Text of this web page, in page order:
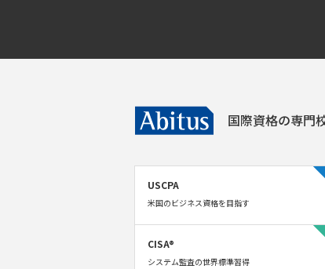
国際資格の専門
USCPA
米国のビジネス資格を目指す
CISA®
システム監査の世界標準習得